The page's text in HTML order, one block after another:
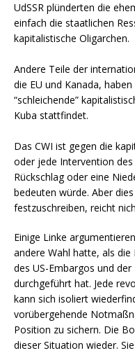
UdSSR plünderten die
einfach die staatlichen
kapitalistische Oligarchen.
Andere Teile der
die EU und Kanada,
“schleichende”
Kuba stattfindet.
Das CWI ist gegen die
oder jede Intervention
Rückschlag oder eine
bedeuten würde. Aber
festzuschreiben, reicht
Einige Linke
andere Wahl hatte, als
des US-Embargos und
durchgeführt hat. Jede
kann sich isoliert
vorübergehende
Position zu sichern. Die
dieser Situation wieder.